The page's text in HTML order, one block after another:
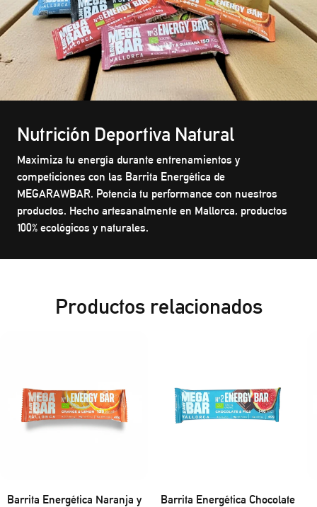
Nutrición Deportiva Natural
Maximiza tu energía durante entrenamientos y
competiciones con las Barrita Energética de
MEGARAWBAR. Potencia tu performance con nuestros
productos. Hecho artesanalmente en Mallorca, productos
100% ecológicos y naturales.
Productos relacionados
Barrita Energética Naranja y
Barrita Energética Chocolate